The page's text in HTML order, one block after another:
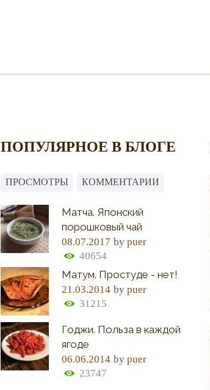
ПОПУЛЯРНОЕ В БЛОГЕ
ПРОСМОТРЫ КОММЕНТАРИИ
Матча. Японский
порошковый чай
08.07.2017 bypuer
40654
Матум. Простуде - нет!
21.03.2014 bypuer
31215
Годжи. Польза в каждой
ягоде
06.06.2014 bypuer
23747